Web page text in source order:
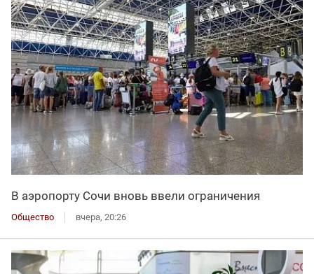
В аэропорту Сочи вновь ввели ограничения
Общество вчера, 20:26